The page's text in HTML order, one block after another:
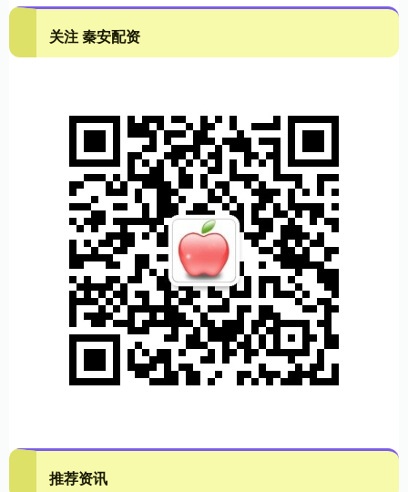
关注 秦安配资
推荐资讯